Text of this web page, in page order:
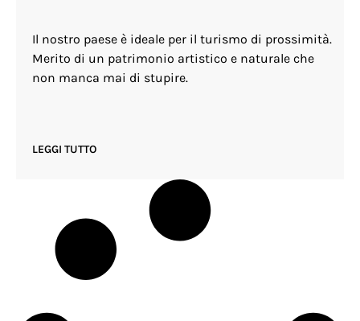
Il nostro paese è ideale per il turismo di prossimità.
Merito di un patrimonio artistico e naturale che
non manca mai di stupire.
LEGGI TUTTO